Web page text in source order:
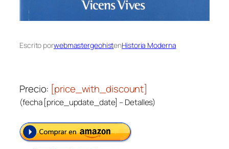
Escrito porwebmastergeohistenHistoria Moderna
Precio: [price_with_discount]
(fecha [price_update_date] –Detalles)